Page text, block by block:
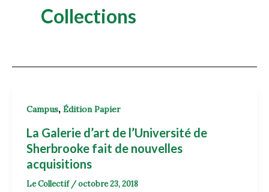
Collections
Campus, Édition Papier
La Galerie d’art de l’Université de
Sherbrooke fait de nouvelles
acquisitions
Le Collectif /octobre 23, 2018